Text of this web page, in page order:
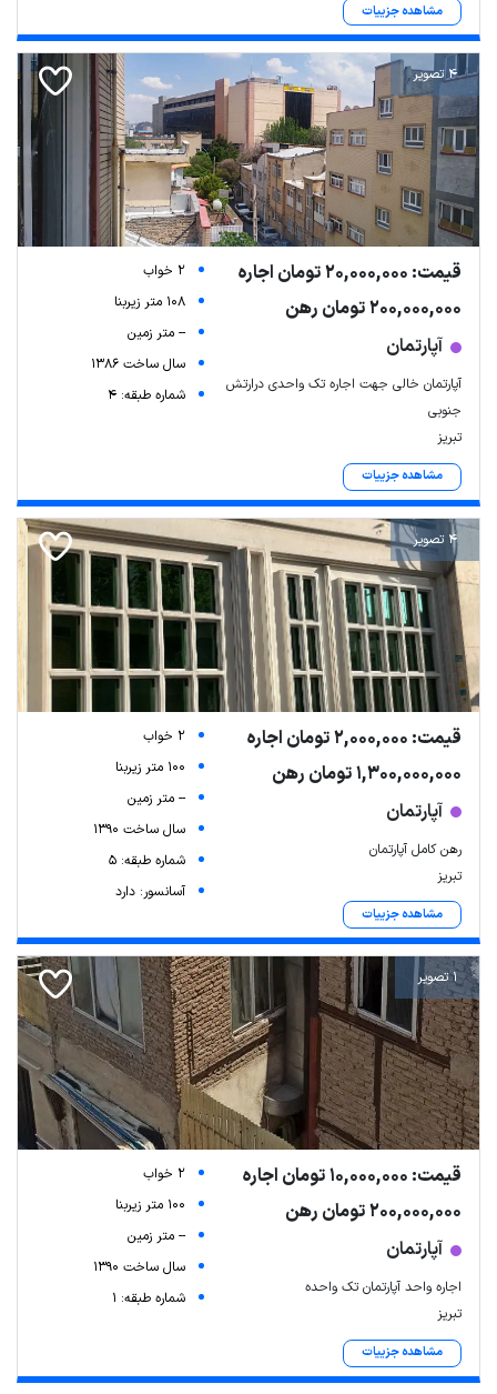
مشاهده جزییات
4 تصویر
قیمت: 20,000,000 تومان اجاره
200,000,000 تومان رهن
آپارتمان
آپارتمان خالی جهت اجاره تک واحدی درارتش
جنوبی
تبریز
مشاهده جزییات
2 خواب
108 متر زیربنا
-- متر زمین
سال ساخت 1386
شماره طبقه: 4
4 تصویر
قیمت: 2,000,000 تومان اجاره
1,300,000,000 تومان رهن
آپارتمان
رهن کامل آپارتمان
تبریز
مشاهده جزییات
2 خواب
100 متر زیربنا
-- متر زمین
سال ساخت 1390
شماره طبقه: 5
آسانسور: دارد
1 تصویر
قیمت: 10,000,000 تومان اجاره
200,000,000 تومان رهن
آپارتمان
اجاره واحد آپارتمان تک واحده
تبریز
مشاهده جزییات
2 خواب
100 متر زیربنا
-- متر زمین
سال ساخت 1390
شماره طبقه: 1